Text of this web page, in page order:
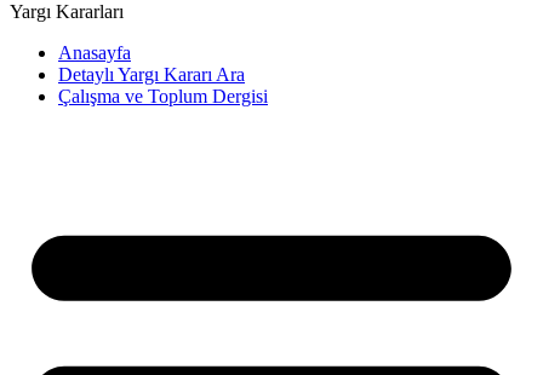
Yargı Kararları
Anasayfa
Detaylı Yargı Kararı Ara
Çalışma ve Toplum Dergisi